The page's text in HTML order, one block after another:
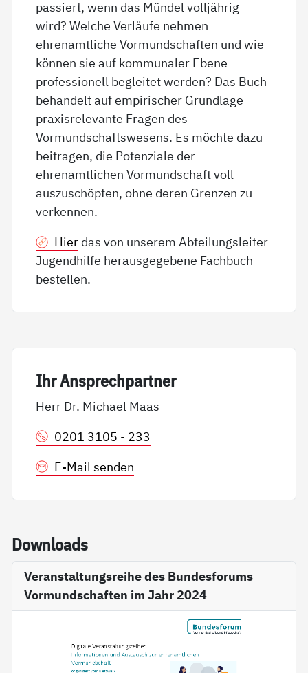
passiert, wenn das Mündel volljährig
wird? Welche Verläufe nehmen
ehrenamtliche Vormundschaften und wie
können sie auf kommunaler Ebene
professionell begleitet werden? Das Buch
behandelt auf empirischer Grundlage
praxisrelevante Fragen des
Vormundschaftswesens. Es möchte dazu
beitragen, die Potenziale der
ehrenamtlichen Vormundschaft voll
auszuschöpfen, ohne deren Grenzen zu
verkennen.
Hierdas von unserem Abteilungsleiter
Jugendhilfe herausgegebene Fachbuch
bestellen.
Ihr An­sp­rech­part­ner
Herr Dr. Michael Maas
0201 3105 - 233
E-Mail senden
Down­loads
Veranstaltungsreihe des Bundesforums
Vormundschaften im Jahr 2024